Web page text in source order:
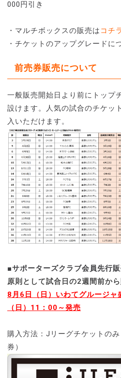
000円引き
・マルチボックスの販売は コチ
・チケットのアップグレードに
前売券販売について
一般販売開始日より前にトップ
設けます。人気の試合のチケッ
入いただけます。
■サポーターズクラブ会員先行
原則として試合日の2週間前か
8月6日（日）いわてグルー
（日）11：00～発売
購入方法：Jリーグチケットの
券）